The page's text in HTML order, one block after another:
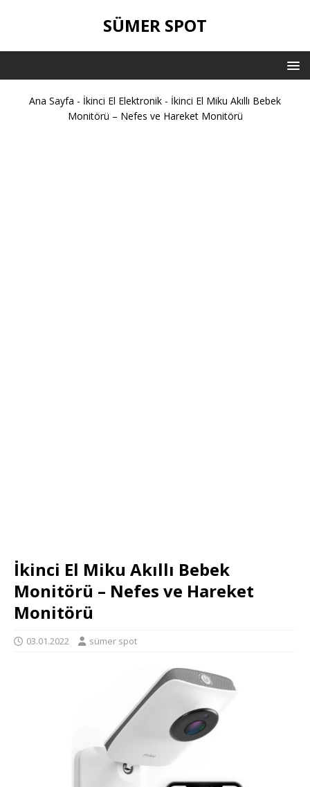
SÜMER SPOT
Ana Sayfa - İkinci El Elektronik - İkinci El Miku Akıllı Bebek
Monitörü – Nefes ve Hareket Monitörü
İkinci El Miku Akıllı Bebek
Monitörü – Nefes ve Hareket
Monitörü
03.01.2022 sümer spot